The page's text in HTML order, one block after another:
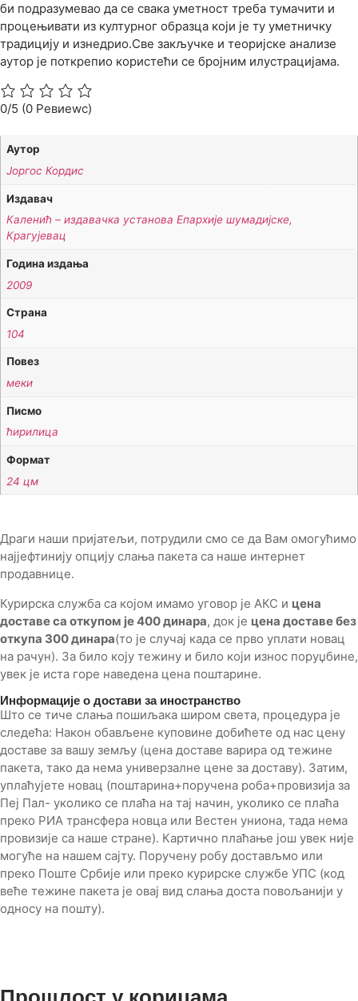
би подразумевао да се свака уметност треба тумачити и
процењивати из културног образца који је ту уметничку
традицију и изнедрио.Све закључке и теоријске анализе
аутор је поткрепио користећи се бројним илустрацијама.
0/5 (0 Ревиеwс)
Аутор
Јоргос Кордис
Издавач
Каленић – издавачка установа Епархије шумадијске,
Крагујевац
Година издања
2009
Страна
104
Повез
меки
Писмо
ћирилица
Формат
24 цм
Драги наши пријатељи, потрудили смо се да Вам омогућимо
најјефтинију опцију слања пакета са наше интернет
продавнице.
Курирска служба са којом имамо уговор је АКС и цена
доставе са откупом је 400 динара, док је цена доставе без
откупа 300 динара(то је случај када се прво уплати новац
на рачун). За било коју тежину и било који износ поруџбине,
увек је иста горе наведена цена поштарине.
Информације о достави за иностранство
Што се тиче слања пошиљака широм света, процедура је
следећа: Након обављене куповине добићете од нас цену
доставе за вашу земљу (цена доставе варира од тежине
пакета, тако да нема универзалне цене за доставу). Затим,
уплаћујете новац (поштарина+поручена роба+провизија за
Пеј Пал- уколико се плаћа на тај начин, уколико се плаћа
преко РИА трансфера новца или Вестен униона, тада нема
провизије са наше стране). Картично плаћање још увек није
могуће на нашем сајту. Поручену робу достављмо или
преко Поште Србије или преко курирске службе УПС (код
веће тежине пакета је овај вид слања доста повољанији у
односу на пошту).